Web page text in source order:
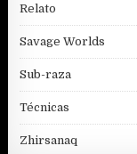
Relato
Savage Worlds
Sub-raza
Técnicas
Zhirsanaq